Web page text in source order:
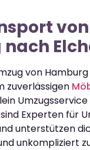
von
von
zuverlässigen
Experten für
unterstützen
unkompliziert